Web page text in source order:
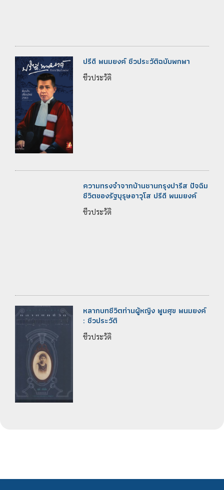
ปรีดี พนมยงค์ ชีวประวัติฉบับพกพา
ชีวประวัติ
ความทรงจำจากบ้านชานกรุงปารีส ปัจฉิม
ชีวิตของรัฐบุรุษอาวุโส ปรีดี พนมยงค์
ชีวประวัติ
หลากบทชีวิตท่านผู้หญิง พูนศุข พนมยงค์
: ชีวประวัติ
ชีวประวัติ